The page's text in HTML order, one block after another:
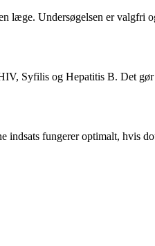
Undersøgelsen er valgfri
Syfilis og Hepatitis B. Det
fungerer optimalt, hvis